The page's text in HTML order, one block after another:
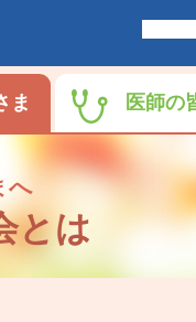
ま 医師の
へ
とは